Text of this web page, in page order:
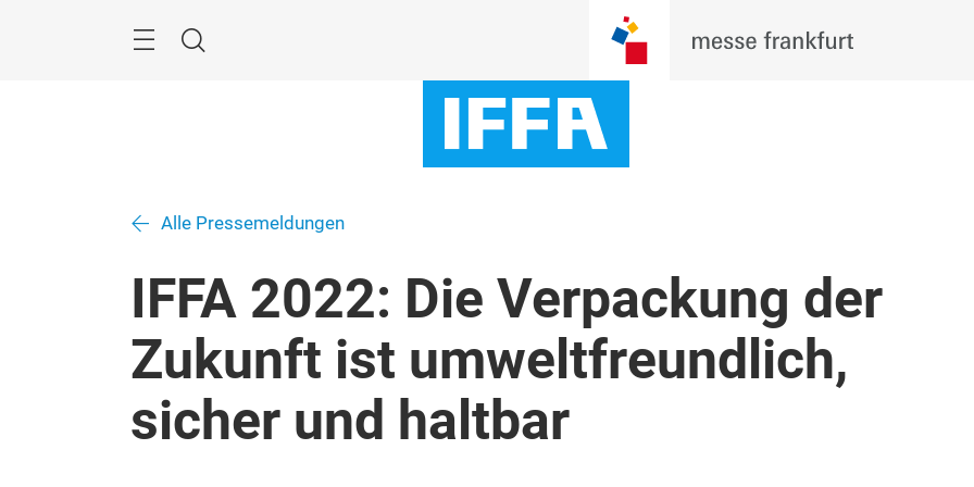
Suche
Alle Pressemeldungen
IFFA 2022: Die Verpackung der
Zukunft ist umweltfreundlich,
sicher und haltbar